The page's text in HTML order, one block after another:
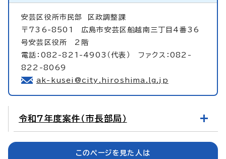
安芸区役所市民部
区政調整課
〒736-8501 広島市安芸区船越南三丁目4番36
号安芸区役所 2階
電話：082-821-4903（代表） ファクス：082-
822-8069
ak-kusei@city.hiroshima.lg.jp
令和7年度案件（市長部局）
このページを見た人は